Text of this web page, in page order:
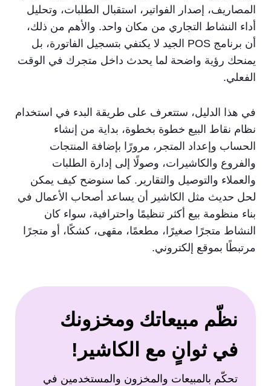
المصاريف، إصدار الفواتير، استقبال الطلبات، وتحليل
أداء النشاط التجاري من مكان واحد. والأهم من ذلك،
أن برنامج POS الجيد لا يكتفي بتسجيل الفاتورة، بل
يمنحك رؤية واضحة لما يحدث داخل متجرك في الوقت
الفعلي.
في هذا الدليل، ستتعرف على طريقة البدء في استخدام
نظام نقاط البيع خطوة بخطوة، بداية من إنشاء
الحساب وإعداد المتجر، مرورًا بإضافة المنتجات
والفروع والكاشيرات، وصولًا إلى إدارة الطلبات
والعملاء والتوصيل والتقارير. كما سنوضح كيف يمكن
لحل حديث مثل الكاشير أن يساعد أصحاب الأعمال في
بناء منظومة بيع أكثر تنظيمًا واحترافية، سواء كان
النشاط متجرًا صغيرًا، مطعمًا، مقهى، كشكًا، أو متجرًا
مرتبطًا بموقع إلكتروني.
نظّم مبيعاتك ومخزونك
في ثوانٍ مع الكاشير!
تحكّم بالمبيعات والمخزون والمستخدمين في